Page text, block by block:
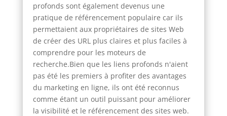
profonds sont également devenus une
pratique de référencement populaire car ils
permettaient aux propriétaires de sites Web
de créer des URL plus claires et plus faciles à
comprendre pour les moteurs de
recherche.Bien que les liens profonds n'aient
pas été les premiers à profiter des avantages
du marketing en ligne, ils ont été reconnus
comme étant un outil puissant pour améliorer
la visibilité et le référencement des sites web.